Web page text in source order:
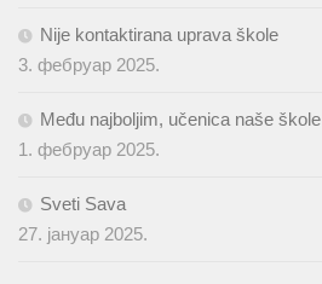
Nije kontaktirana uprava škole
3. фебруар 2025.
Među najboljim, učenica naše škole
1. фебруар 2025.
Sveti Sava
27. јануар 2025.